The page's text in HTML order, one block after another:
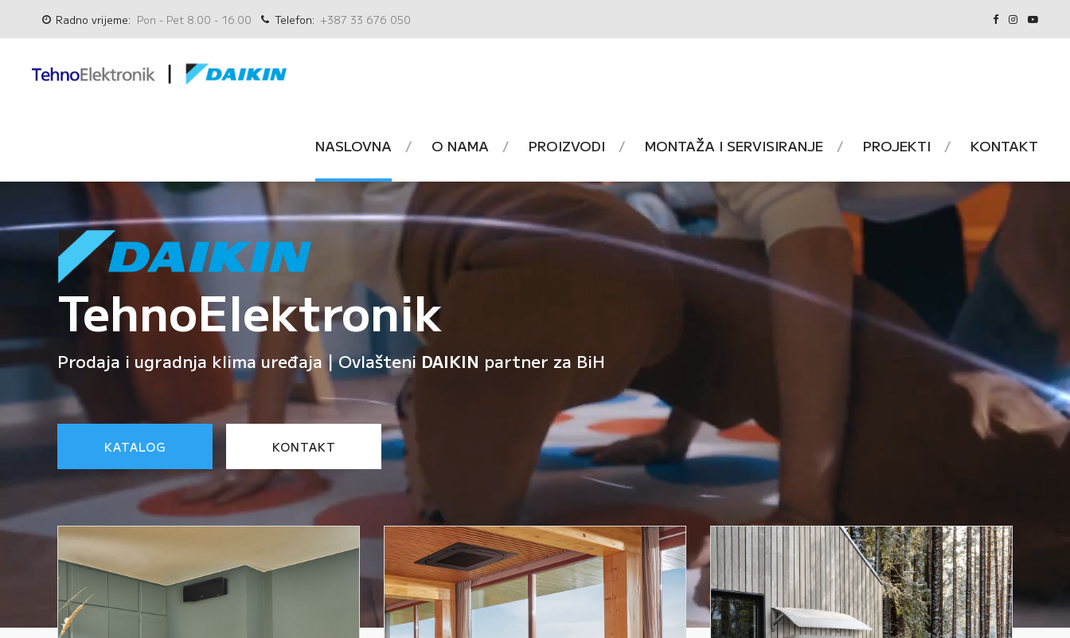
Radno vrijeme: Pon - Pet 8.00 - 16.00 Telefon: +387 33 676 050
NASLOVNA O NAMA PROIZVODI MONTAŽA I SERVISIRANJE PROJEKTI KONTAKT
TehnoElektronik
Prodaja i ugradnja klima uređaja | Ovlašteni DAIKIN partner za BiH
KATALOG KONTAKT